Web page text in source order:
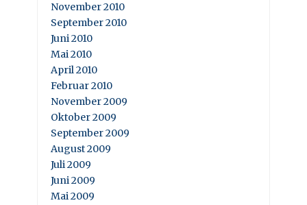
November 2010
September 2010
Juni 2010
Mai 2010
April 2010
Februar 2010
November 2009
Oktober 2009
September 2009
August 2009
Juli 2009
Juni 2009
Mai 2009